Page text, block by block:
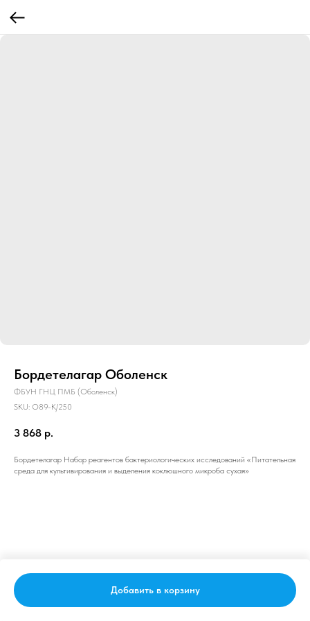
Бордетелагар Оболенск
ФБУН ГНЦ ПМБ (Оболенск)
SKU: О89-К/250
3 868 р.
Добавить в корзину
Бордетелагар Набор реагентов бактериологических исследований «Питательная
среда для культивирования и выделения коклюшного микроба сухая»